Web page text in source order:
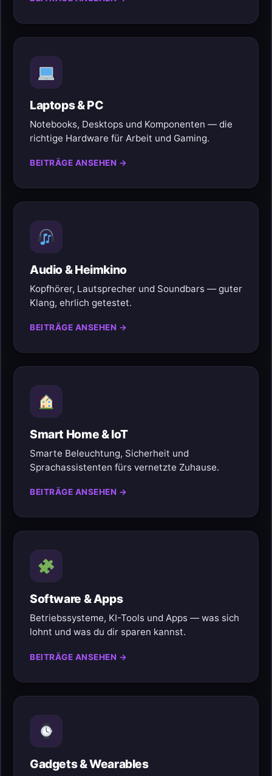
Laptops & PC
Notebooks, Desktops und Komponenten — die
richtige Hardware für Arbeit und Gaming.
BEITRÄGE ANSEHEN →
Audio & Heimkino
Kopfhörer, Lautsprecher und Soundbars — guter
Klang, ehrlich getestet.
BEITRÄGE ANSEHEN →
Smart Home & IoT
Smarte Beleuchtung, Sicherheit und
Sprachassistenten fürs vernetzte Zuhause.
BEITRÄGE ANSEHEN →
Software & Apps
Betriebssysteme, KI-Tools und Apps — was sich
lohnt und was du dir sparen kannst.
BEITRÄGE ANSEHEN →
Gadgets & Wearables